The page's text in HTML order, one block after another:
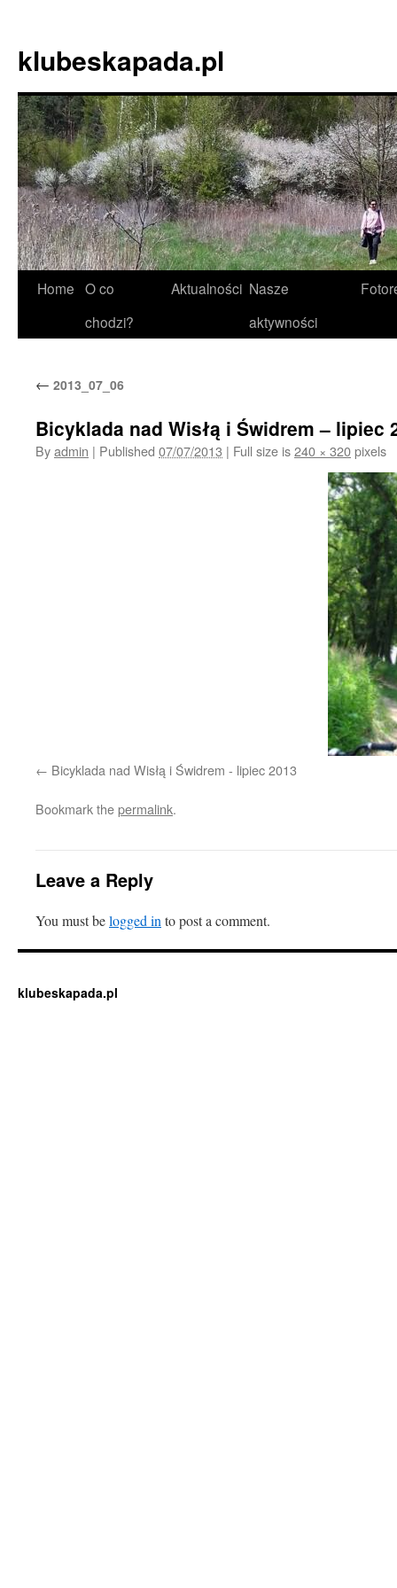
content
klubeskapada.pl
Home O co
chodzi?
Aktualności Nasze
aktywności
← 2013_07_06
Bicyklada nad Wisłą i Świdrem – lipiec
Byadmin | Published 07/07/2013 | Full size is240 × 320pixels
Bicyklada nad Wisłą i Świdrem - lipiec 2013
Bookmark thepermalink.
Leave a Reply
You must belogged in to post a comment.
klubeskapada.pl